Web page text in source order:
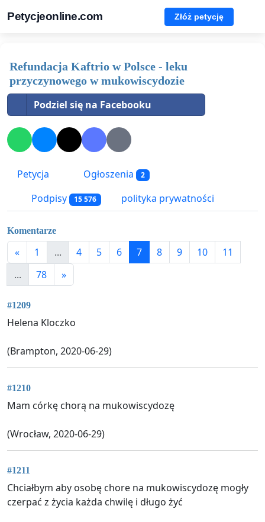
Petycjeonline.com Złóż petycję
Refundacja Kaftrio w Polsce - leku
przyczynowego w mukowiscydozie
Podziel się na Facebooku
Petycja Ogłoszenia 2
Podpisy 15 576 polityka prywatności
Komentarze
« 1 ... 4 5 6 7 8 9 10
11
...
78 »
#1209
Helena Kloczko
(Brampton, 2020-06-29)
#1210
Mam córkę chorą na mukowiscydozę
(Wrocław, 2020-06-29)
#1211
Chciałbym aby osobę chore na mukowiscydozę mogły
czerpać z życia każda chwilę i długo żyć